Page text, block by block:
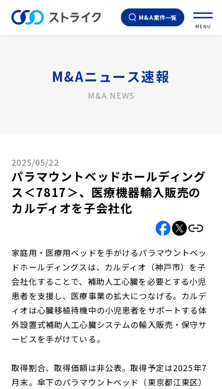
M&A案件一覧
MENU
M&Aニュース速報
M&A NEWS
2025/05/22
パラマウントベッドホールディング
ス＜7817＞、医療機器輸入販売の
カルディオを子会社化
家庭用・医療用ベッドを手がけるパラマウントベッ
ドホールディングスは、カルディオ（神戸市）を子
会社化することで、補助人工心臓を必要とする小児
患者を支援し、医療事業の拡大につなげる。カルデ
ィオは心臓移植待機中の小児患者をサポートする体
外設置式補助人工心臓システムの輸入販売・保守サ
ービスを手がけている。
取得割合、取得価額は非公表。取得予定は2025年7
月末。傘下のパラマウントベッド（東京都江東区）